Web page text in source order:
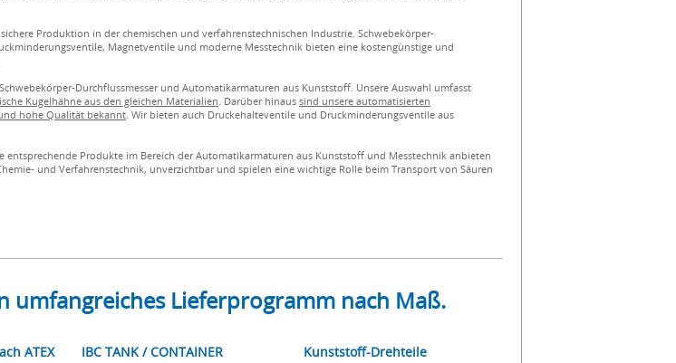
Produktion in der chemischen und verfahrenstechnischen Industrie. Schwebekörper-
Magnetventile und moderne Messtechnik bieten eine kostengünstige und
Durchflussmesser und Automatikarmaturen aus Kunststoff. Unsere Auswahl umfasst
Kugelhähne aus den gleichen Materialien. Darüber hinaus sind unsere automatisierten
hohe Qualität bekannt. Wir bieten auch Druckehalteventile und Druckminderungsventile aus
Produkte im Bereich der Automatikarmaturen aus Kunststoff und Messtechnik anbieten
und Verfahrenstechnik, unverzichtbar und spielen eine wichtige Rolle beim Transport von Säuren
umfangreiches Lieferprogramm nach Maß.
ATEX IBC TANK / CONTAINER Kunststoff-Drehteile